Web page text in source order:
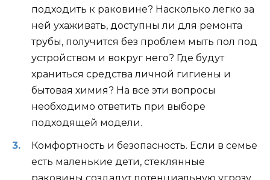
подходить к раковине? Насколько легко за
ней ухаживать, доступны ли для ремонта
трубы, получится без проблем мыть пол под
устройством и вокруг него? Где будут
храниться средства личной гигиены и
бытовая химия? На все эти вопросы
необходимо ответить при выборе
подходящей модели.
Комфортность и безопасность. Если в семье
есть маленькие дети, стеклянные